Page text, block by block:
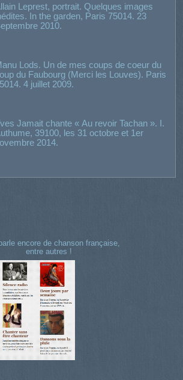
Leprest, portrait. Quelques images
In the garden, Paris 75014. 23
2010.
Lods. Un de mes coups de coeur du
du Faubourg (Merci les Louves). Paris
4 juillet 2009.
Jamait chante « Au revoir Tachan ». I.
39100, les 31 octobre et 1er
2014.
encore de chanson française,
entre autres !